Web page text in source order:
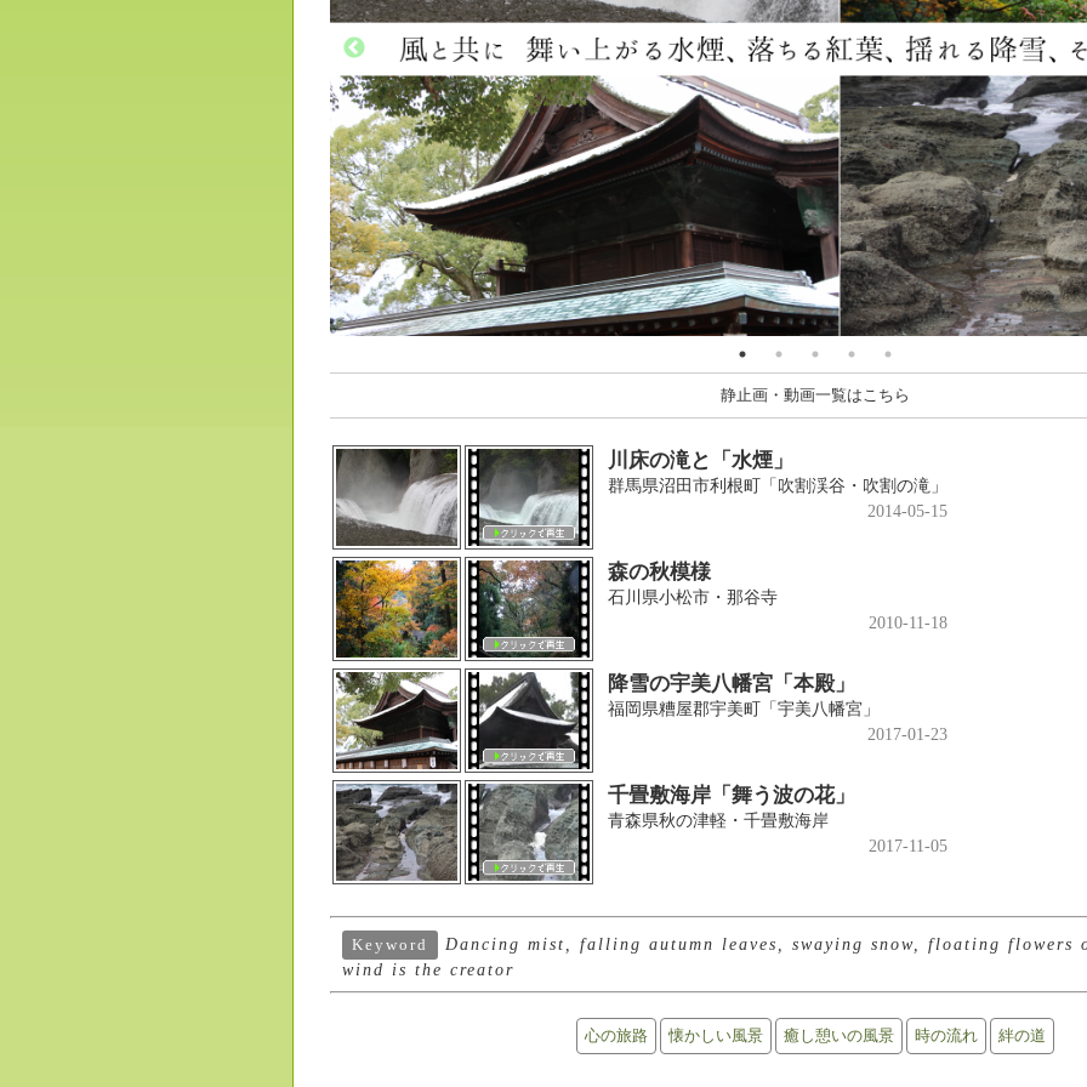
静止画・動画一覧はこちら
川床の滝と「水煙」
群馬県沼田市利根町「吹割渓谷・吹割の滝」
2014-05-15
森の秋模様
石川県小松市・那谷寺
2010-11-18
降雪の宇美八幡宮「本殿」
福岡県糟屋郡宇美町「宇美八幡宮」
2017-01-23
千畳敷海岸「舞う波の花」
青森県秋の津軽・千畳敷海岸
2017-11-05
Keyword
Dancing mist, falling autumn leaves, swaying snow, floating flowers
wind is the creator
心の旅路 懐かしい風景 癒し憩いの風景 時の流れ 絆の道